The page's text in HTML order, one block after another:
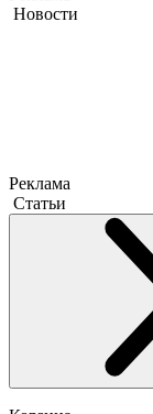
Новости
Реклама
Статьи